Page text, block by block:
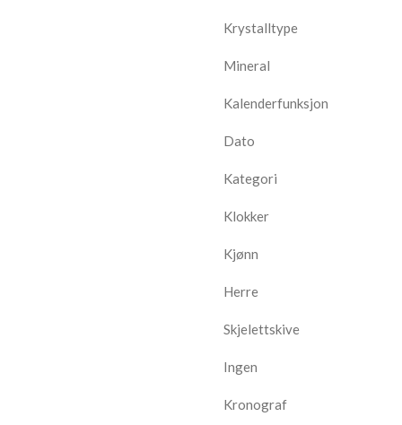
Krystalltype
Mineral
Kalenderfunksjon
Dato
Kategori
Klokker
Kjønn
Herre
Skjelettskive
Ingen
Kronograf